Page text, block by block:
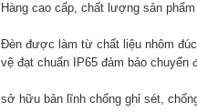
Hàng cao cấp, chất lượng sản
Đèn được làm từ chất liệu nhôm
vệ đạt chuẩn IP65 đảm bảo
sở hữu bản lĩnh chống ghỉ sét,